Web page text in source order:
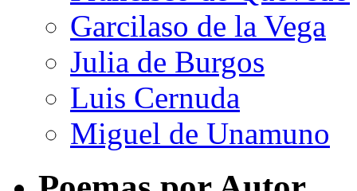
Garcilaso de la Vega
Julia de Burgos
Luis Cernuda
Miguel de Unamuno